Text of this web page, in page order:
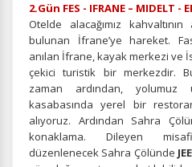
2.Gün FES - IFRANE – MIDELT -
Otelde alacağımız
bulunan İfrane’ye hareket.
anılan İfrane, kayak merkezi ve
çekici turistik bir merkezdir.
zaman ardından, yolumuz
kasabasında yerel bir
alıyoruz. Ardından Sahra
konaklama. Dileyen
düzenlenecek Sahra Çölünde